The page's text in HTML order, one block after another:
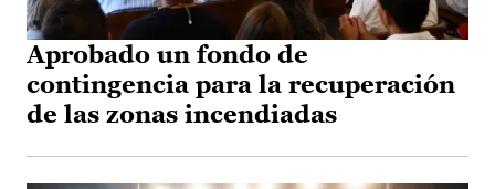
Aprobado un fondo de
contingencia para la recuperación
de las zonas incendiadas